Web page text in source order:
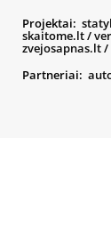
Projektai:
skaitome.lt/
zvejosapnas.lt/
Partneriai: